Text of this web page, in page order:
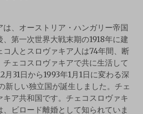
は、オーストリア・ハンガリー帝国
第一次世界大戦末期の1918年に建
コ人とスロヴァキア人は74年間、断
ェコスロヴァキアで共に生活して
月31日から1993年1月1日に変わる深
新しい独立国が誕生しました。チェ
キア共和国です。チェコスロヴァキ
ビロード離婚として知られていま